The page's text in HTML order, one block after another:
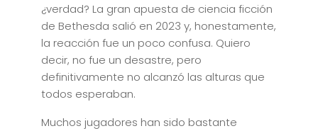
¿verdad? La gran apuesta de ciencia ficción
de Bethesda salió en 2023 y, honestamente,
la reacción fue un poco confusa. Quiero
decir, no fue un desastre, pero
definitivamente no alcanzó las alturas que
todos esperaban.
Muchos jugadores han sido bastante